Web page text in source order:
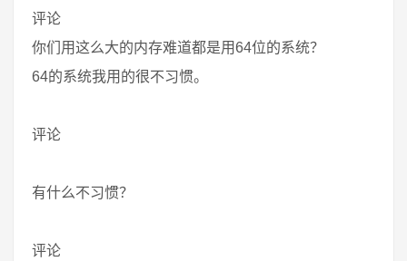
评论
你们用这么大的内存难道都是用64位的系统？
64的系统我用的很不习惯。
评论
有什么不习惯？
评论